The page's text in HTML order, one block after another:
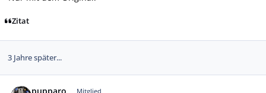
Zitat
3 Jahre später...
Mitglied